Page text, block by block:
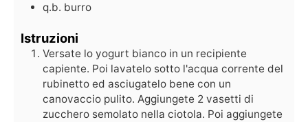
q.b. burro
Istruzioni
Versate lo yogurt bianco in un recipiente
capiente. Poi lavatelo sotto l'acqua corrente del
rubinetto ed asciugatelo bene con un
canovaccio pulito. Aggiungete 2 vasetti di
zucchero semolato nella ciotola. Poi aggiungete